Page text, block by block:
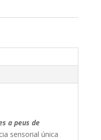
a peus de
sensorial única